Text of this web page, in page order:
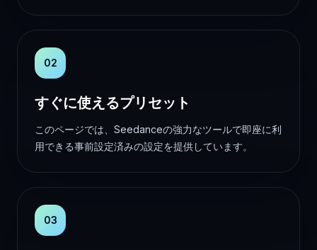
02
すぐに使えるプリセット
このページでは、Seedanceの強力なツールで即座に利
用できる事前設定済みの設定を提供しています。
03